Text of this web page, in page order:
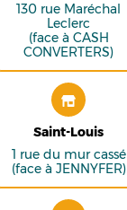
130 rue Maréchal
Leclerc
(face à CASH
CONVERTERS)
Saint-Louis
1 rue du mur cassé
(face à JENNYFER)